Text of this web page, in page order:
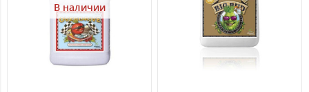
В наличии